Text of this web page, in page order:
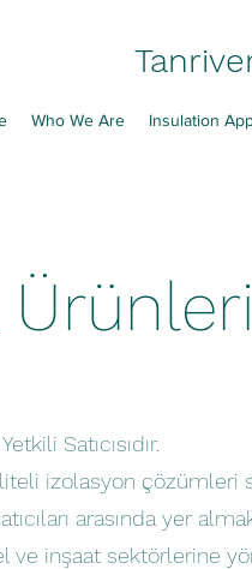
Who We Are Insulation
Satıcısıdır.
izolasyon çözümleri
arasında yer
ve inşaat sektörlerine